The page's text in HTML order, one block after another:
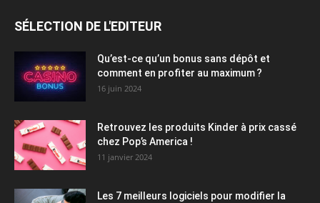
SÉLECTION DE L'EDITEUR
Qu’est-ce qu’un bonus sans dépôt et
comment en profiter au maximum ?
16 juin 2024
Retrouvez les produits Kinder à prix cassé
chez Pop’s America !
11 janvier 2024
Les 7 meilleurs logiciels pour modifier la